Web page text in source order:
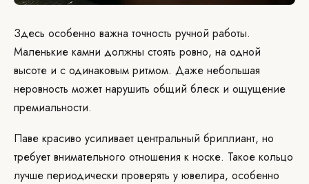
Здесь особенно важна точность ручной работы.
Маленькие камни должны стоять ровно, на одной
высоте и с одинаковым ритмом. Даже небольшая
неровность может нарушить общий блеск и ощущение
премиальности.
Паве красиво усиливает центральный бриллиант, но
требует внимательного отношения к носке. Такое кольцо
лучше периодически проверять у ювелира, особенно